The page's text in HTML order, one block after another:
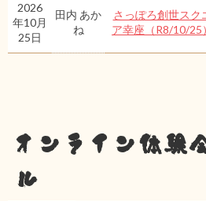
2026
年10月
25日
田内 あか
ね
さっぽろ創世スク
ア幸座（R8/10/25）
オンライン体験
ル